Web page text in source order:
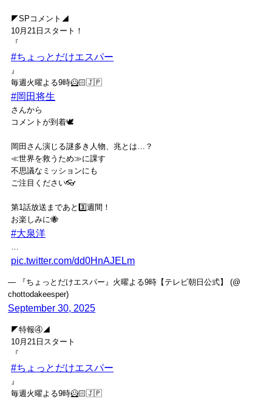
◤SPコメント◢
10月21日スタート！
『
#ちょっとだけエスパー
』
毎週火曜よる9時🦸🏻🇯🇵
#岡田将生
さんから
コメントが到着🕊️
岡田さん演じる謎多き人物、兆とは…？
≪世界を救うため≫に課す
不思議なミッションにも
ご注目ください👓
第1話放送まであと3️⃣週間！
お楽しみに🐝
#大泉洋
…
pic.twitter.com/dd0HnAJELm
— 『ちょっとだけエスパー』火曜よる9時【テレビ朝日公式】 (@
chottodakeesper)
September 30, 2025
◤特報④◢
10月21日スタート
『
#ちょっとだけエスパー
』
毎週火曜よる9時🦸🏻🇯🇵